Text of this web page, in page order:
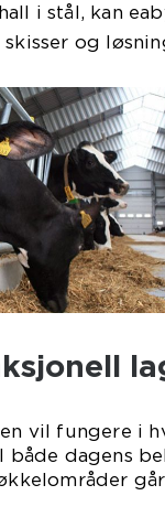
i stål, kan
og
vil fungere i
dagens